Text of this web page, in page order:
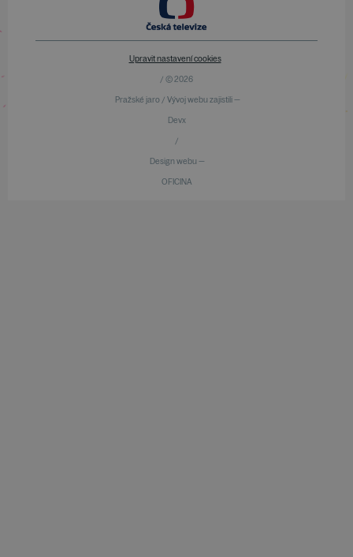
Upravit nastavení cookies
/ © 2026
Pražské jaro / Vývoj webu zajistili —
Devx
/
Design webu —
OFICINA